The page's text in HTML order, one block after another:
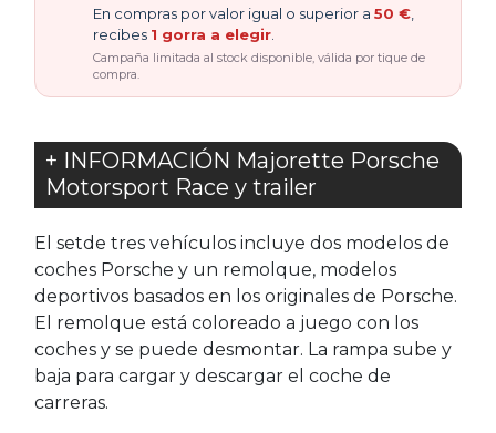
En compras por valor igual o superior a 50 €
recibes 1 gorra a elegir
Campaña limitada al stock disponible, válida por tique de
compra.
+ INFORMACIÓN Majorette Porsche
Motorsport Race y trailer
El setde tres vehículos incluye dos modelos de
coches Porsche y un remolque, modelos
deportivos basados en los originales de Porsche.
El remolque está coloreado a juego con los
coches y se puede desmontar. La rampa sube y
baja para cargar y descargar el coche de
carreras.